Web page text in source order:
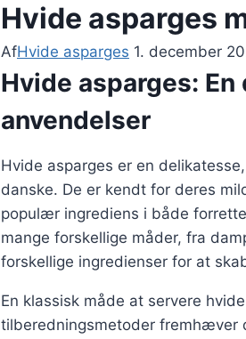
Hvide asparges
AfHvide asparges 1. december
Hvide asparges:
anvendelser
Hvide asparges er en
danske. De er kendt for deres
populær ingrediens i både
mange forskellige måder, fra
forskellige ingredienser for at
En klassisk måde at servere
tilberedningsmetoder fremhæver